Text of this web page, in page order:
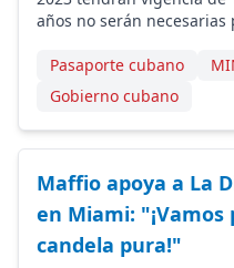
años no serán
Pasaporte cubano
Gobierno cubano
Maffio apoya a La
en Miami:
candela pura!"